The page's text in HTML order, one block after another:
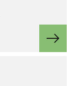
View